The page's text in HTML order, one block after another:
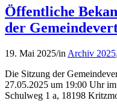
Öffentliche
der
19. Mai 2025/in Archiv 2025,
Die Sitzung der
27.05.2025 um 19:00 Uhr
Schulweg 1 a, 18198